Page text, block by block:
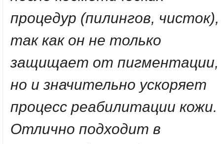
процедур (пилингов, чисток),
так как он не только
защищает от пигментации,
но и значительно ускоряет
процесс реабилитации кожи.
Отлично подходит в